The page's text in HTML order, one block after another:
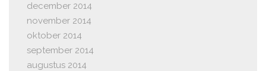
december 2014
november 2014
oktober 2014
september 2014
augustus 2014